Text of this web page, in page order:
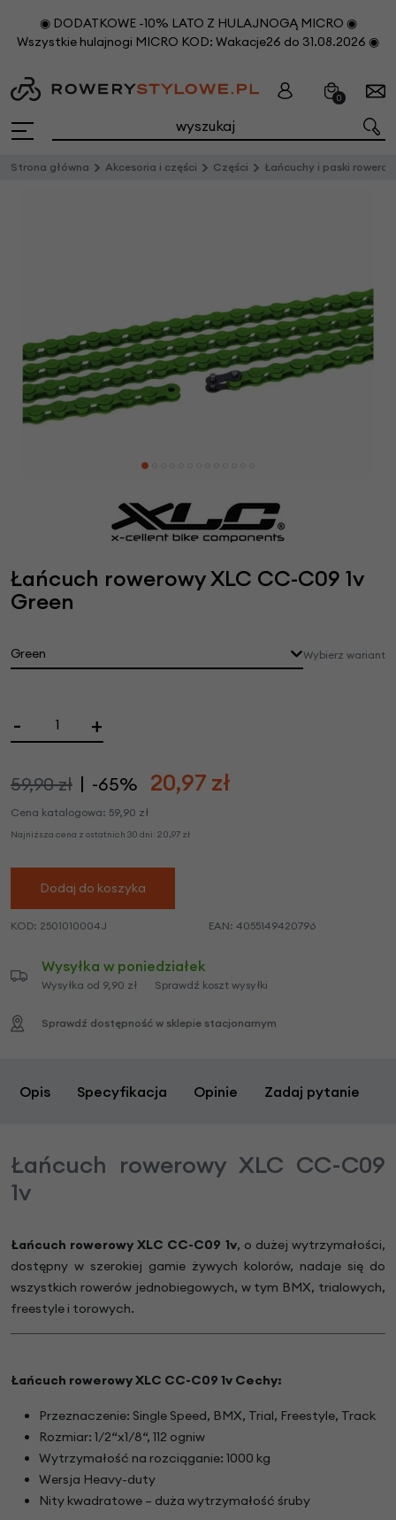
◉ DODATKOWE -10% LATO Z HULAJNOGĄ MICRO ◉
Wszystkie hulajnogi MICRO KOD: Wakacje26 do 31.08.2026 ◉
0
Strona główna Akcesoria i części Części Łańcuchy i paski rowerowe
Łańcuch rowerowy XLC CC-C09 1v
Green
Green Wybierz wariant
- +
59,90 zł -65% 20,97 zł
Cena katalogowa: 59,90 zł
Najniższa cena z ostatnich 30 dni: 20,97 zł
Dodaj do koszyka
KOD: 2501010004J EAN: 4055149420796
Wysyłka w poniedziałek
Wysyłka od 9,90 zł Sprawdź koszt wysyłki
Sprawdź dostępność w sklepie stacjonarnym
Opis Specyfikacja Opinie Zadaj pytanie
Łańcuch rowerowy XLC CC-C09
1v
Łańcuch rowerowy XLC CC-C09 1v, o dużej wytrzymałości,
dostępny w szerokiej gamie żywych kolorów, nadaje się do
wszystkich rowerów jednobiegowych, w tym BMX, trialowych,
freestyle i torowych.
Łańcuch rowerowy XLC CC-C09 1v Cechy:
Przeznaczenie: Single Speed, BMX, Trial, Freestyle, Track
Rozmiar: 1/2“x1/8“, 112 ogniw
Wytrzymałość na rozciąganie: 1000 kg
Wersja Heavy-duty
Nity kwadratowe – duża wytrzymałość śruby